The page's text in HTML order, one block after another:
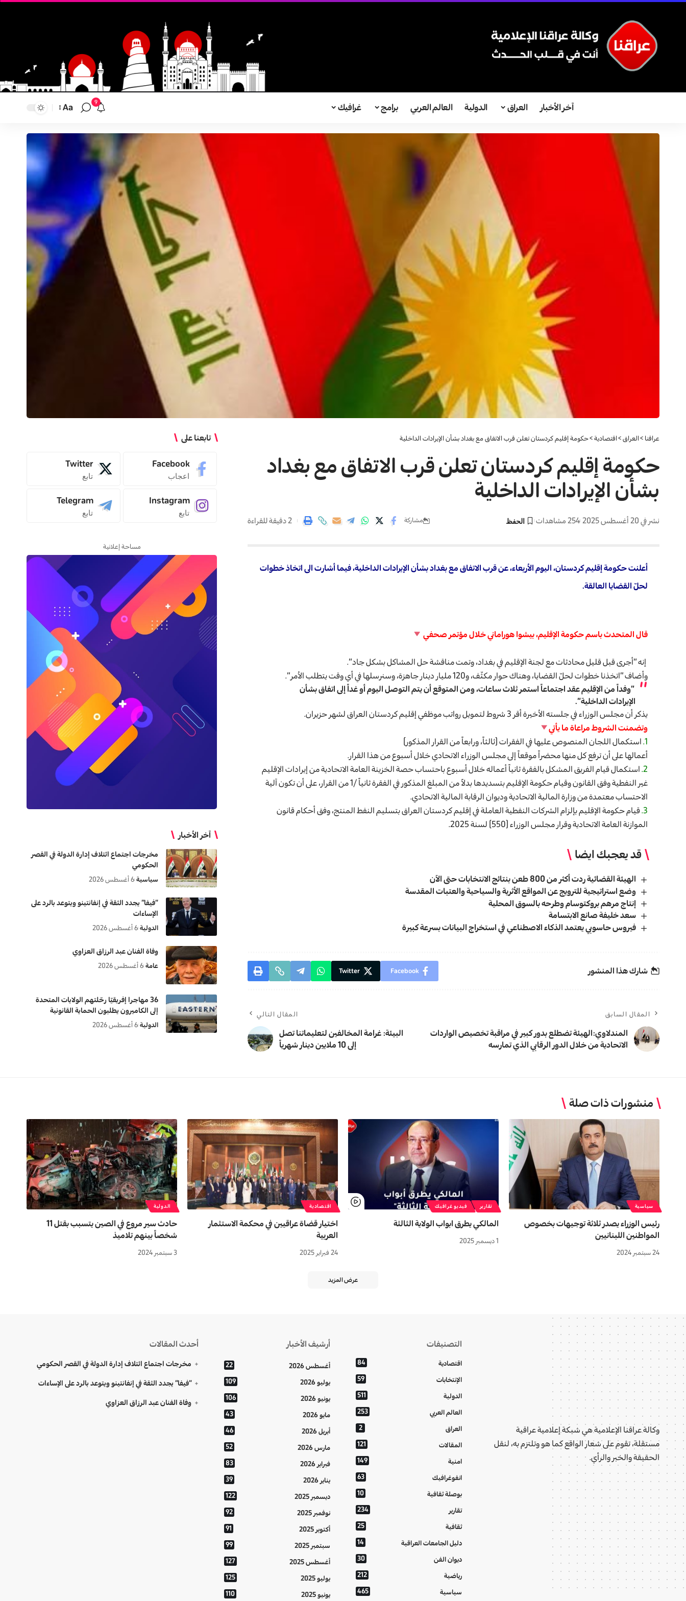
آخر الأخبار العراق الدولية العالم العربي برامج غرافيك 9
تغيير
النص
Aa
عراقنا >العراق>اقتصادية>حكومة إقليم كردستان تعلن قرب الاتفاق مع بغداد بشأن الإيرادات الداخلية
حكومة إقليم كردستان تعلن قرب الاتفاق مع بغداد
بشأن الإيرادات الداخلية
نشر في 20 أغسطس 2025 254 مشاهدات مشاركة 2 دقيقة للقراءة
أعلنت حكومة إقليم كردستان، اليوم الأربعاء، عن قرب الاتفاق مع بغداد بشأن الإيرادات الداخلية، فيما أشارت الى اتخاذ خطوات
لحلّ القضايا العالقة.
قال المتحدث باسم حكومة الإقليم، بيشوا هوراماني خلال مؤتمر صحفي
إنه “أجرى قبل قليل محادثات مع لجنة الإقليم في بغداد، وتمت مناقشة حل المشاكل بشكل جاد”.
وأضاف “اتخذنا خطوات لحلّ القضايا، وهناك حوار مكثّف، و120 مليار دينار جاهزة، وسنرسلها في أي وقت يتطلب الأمر”.
“وفداً من الإقليم عقد اجتماعاً استمر ثلاث ساعات، ومن المتوقع أن يتم التوصل اليوم أو غداً إلى اتفاق بشأن
الإيرادات الداخلية”.
يذكر أن مجلس الوزراء في جلسته الأخيرة أقر 3 شروط لتمويل رواتب موظفي إقليم كردستان العراق لشهر حزيران.
وتضمنت الشروط مراعاة ما يأتي
1. استكمال اللجان المنصوص عليها في الفقرات (ثالثاً، ورابعاً من القرار المذكور)
أعمالها على أن ترفع كل منها محضراً موقعاً إلى مجلس الوزراء الاتحادي خلال أسبوع من هذا القرار.
2. استكمال قيام الفريق المشكل بالفقرة ثانياً أعماله خلال أسبوع باحتساب حصة الخزينة العامة الاتحادية من إيرادات الإقليم
غير النفطية وفق القانون وقيام حكومة الإقليم بتسديدها بدلاً من المبلغ المذكور في الفقرة ثانياً /1 من القرار، على أن تكون آلية
الاحتساب معتمدة من وزارة المالية الاتحادية وديوان الرقابة المالية الاتحادي.
3. قيام حكومة الإقليم بإلزام الشركات النفطية العاملة في إقليم كردستان العراق بتسليم النفط المنتج، وفق أحكام قانون
الموازنة العامة الاتحادية وقرار مجلس الوزراء (550) لسنة 2025.
قد يعجبك ايضا
الهيئة القضائية ردت أكثر من 800 طعن بنتائج الانتخابات حتى الآن
وضع استراتيجية للترويج عن المواقع الأثرية والسياحية والعتبات المقدسة
إنتاج مرهم بروكتوسام وطرحه بالسوق المحلية
سعد خليفة صانع الابتسامة
فيروس حاسوبي يعتمد الذكاء الاصطناعي في استخراج البيانات بسرعة كبيرة
شارك هذا المنشور Facebook
Twitter
المقال السابق
المندلاوي:الهيئة تضطلع بدور كبير في مراقبة تخصيص الواردات
الاتحادية من خلال الدور الرقابي الذي تمارسه
المقال التالي
البيئة: غرامة المخالفين لتعليماتنا تصل
إلى 10 ملايين دينار شهرياً
تابعنا على
Facebook
اعجاب
Twitter
تابع
Instagram
تابع
Telegram
تابع
مساحة إعلانية
آخر الأخبار
مخرجات اجتماع ائتلاف إدارة الدولة في القصر
الحكومي
سياسية 6 أغسطس 2026
“فيفا” يجدد الثقة في إنفانتينو ويتوعد بالرد على
الإساءات
الدولية 6 أغسطس 2026
وفاة الفنان عبد الرزاق العزاوي
عامة 6 أغسطس 2026
36 مهاجرا إفريقيّا رحّلتهم الولايات المتحدة
إلى الكاميرون يطلبون الحماية القانونية
الدولية 6 أغسطس 2026
منشورات ذات صلة
سياسية
رئيس الوزراء يصدر ثلاثة توجيهات بخصوص
المواطنين اللبنانيين
24 سبتمبر 2024
تقارير فيديو غرافيك
المالکي یطرق ابواب الولایة الثالثة‌
1 ديسمبر 2025
اقتصادية
اختيار قضاة عراقيين في محكمة الاستثمار
العربية
24 فبراير 2025
الدولية
حادث سير مروع في الصين يتسبب بقتل 11
شخصاً بينهم تلاميذ
3 سبتمبر 2024
عرض المزيد
وكالة عراقنا الإعلامية هي شبكة إعلامية عراقية
مستقلة، تقوم على شعار الواقع كما هو وتلتزم به، لنقل
الحقيقة والخبر والرأي.
التصنيفات
اقتصادية 84
الإنتخابات 59
الدولية 511
العالم العربي 253
العراق 2
المقالات 121
امنية 149
انفوغرافيك 63
بوصلة ثقافية 10
تقارير 234
ثقافية 25
دليل الجامعات العراقية 14
ديوان الفن 30
رياضية 212
سياسية 465
أرشيف الأخبار
أغسطس 2026 22
يوليو 2026 109
يونيو 2026 106
مايو 2026 43
أبريل 2026 46
مارس 2026 52
فبراير 2026 83
يناير 2026 39
ديسمبر 2025 122
نوفمبر 2025 92
أكتوبر 2025 91
سبتمبر 2025 99
أغسطس 2025 127
يوليو 2025 125
يونيو 2025 110
أحدث المقالات
مخرجات اجتماع ائتلاف إدارة الدولة في القصر الحكومي
“فيفا” يجدد الثقة في إنفانتينو ويتوعد بالرد على الإساءات
وفاة الفنان عبد الرزاق العزاوي